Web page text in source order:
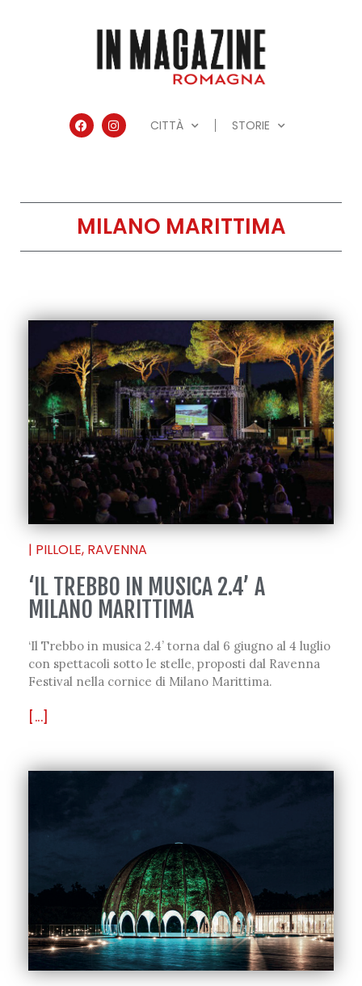
CITTÀ STORIE
MILANO MARITTIMA
| PILLOLE, RAVENNA
‘IL TREBBO IN MUSICA 2.4’ A
MILANO MARITTIMA
‘Il Trebbo in musica 2.4’ torna dal 6 giugno al 4 luglio
con spettacoli sotto le stelle, proposti dal Ravenna
Festival nella cornice di Milano Marittima.
[...]